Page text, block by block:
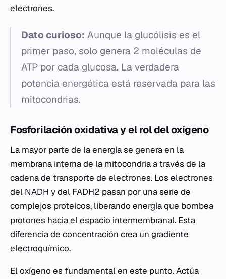
electrones.
Dato curioso: Aunque la glucólisis es el
primer paso, solo genera 2 moléculas de
ATP por cada glucosa. La verdadera
potencia energética está reservada para las
mitocondrias.
Fosforilación oxidativa y el rol del oxígeno
La mayor parte de la energía se genera en la
membrana interna de la mitocondria a través de la
cadena de transporte de electrones. Los electrones
del NADH y del FADH2 pasan por una serie de
complejos proteicos, liberando energía que bombea
protones hacia el espacio intermembranal. Esta
diferencia de concentración crea un gradiente
electroquímico.
El oxígeno es fundamental en este punto. Actúa